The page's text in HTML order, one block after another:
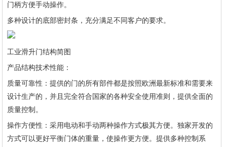
门柄方便手动操作。
多种设计的底部密封条，充分满足不同客户的要求。
工业滑升门结构简图
产品结构技术性能：
质量可靠性：提供的门的所有部件都是按照欧洲最新标准和需要来
设计生产的，并且完全符合国家的各种安全使用准则，提供全面的
质量控制。
操作方便性：采用电动和手动两种操作方式极其方便。独家开发的
方式可以更好平衡门体的重量，使操作更方便。提供多种控制系